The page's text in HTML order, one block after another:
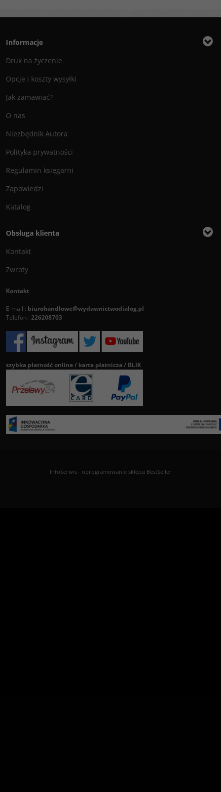
Informacje
Druk na życzenie
Opcje i koszty wysyłki
Jak zamawiać?
O nas
Niezbędnik Autora
Polityka prywatności
Regulamin księgarni
Zapowiedzi
Katalog
Obsługa klienta
Kontakt
Zwroty
Kontakt
E-mail : biurohandlowe@wydawnictwodialog.pl
Telefon : 226208703
szybka płatność online / karta płatnicza / BLIK
InfoSerwis- oprogramowanie sklepu BestSeller